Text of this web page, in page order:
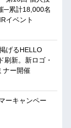
─累計18,000名
イベント
げるHELLO
刷新。新ロゴ・
ナー開催
ーキャンペー